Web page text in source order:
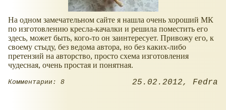
На одном замечательном сайте я нашла очень хороший МК
по изготовлению кресла-качалки и решила поместить его
здесь, может быть, кого-то он заинтересует. Привожу его, к
своему стыду, без ведома автора, но без каких-либо
претензий на авторство, просто схема изготовления
чудесная, очень простая и понятная.
Комментарии: 8 25.02.2012 Fedra